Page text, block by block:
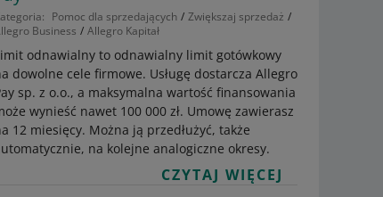
Pomoc dla sprzedających
Zwiększaj sprzedaż
Business
Allegro Kapitał
odnawialny to odnawialny limit gotówkowy
dowolne cele firmowe. Usługę dostarcza Allegro
sp. z o.o., a maksymalna wartość finansowania
wynieść nawet 100 000 zł. Umowę zawierasz
12 miesięcy. Można ją przedłużyć, także
na kolejne analogiczne okresy.
CZYTAJ WIĘCEJ